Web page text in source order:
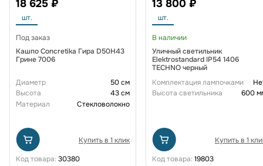
18 625 ₽
шт.
Под заказ
Кашпо Concretika Гира D50H43
Грине 7006
Диаметр
50 см
Высота
43 см
Материал
Стекловолокно
Купить в 1 клик
Код товара: 30380
13 800 ₽
шт.
В наличии
Уличный светильник
Elektrostandard IP54 1406
TECHNO черный
Комплектация лампочками
Высота светильника
600
Купить в 1
Код товара: 19803